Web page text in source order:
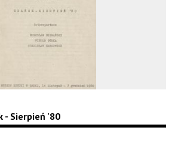
- Sierpień '80